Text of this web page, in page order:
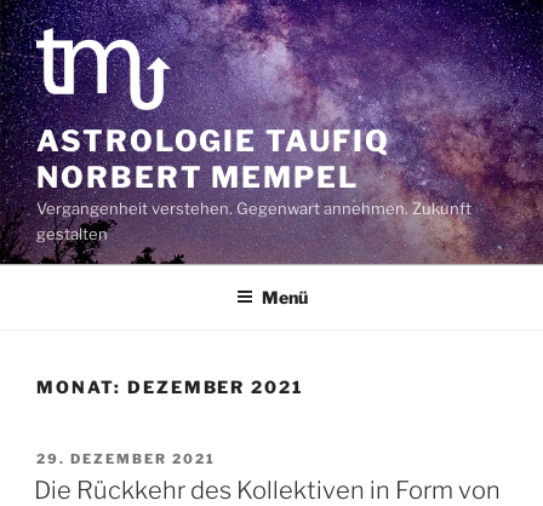
Zum
Inhalt
springen
ASTROLOGIE TAUFIQ
NORBERT MEMPEL
Vergangenheit verstehen. Gegenwart annehmen. Zukunft
gestalten
Menü
MONAT: DEZEMBER 2021
VERÖFFENTLICHT
AM
29. DEZEMBER 2021
Die Rückkehr des Kollektiven in Form von